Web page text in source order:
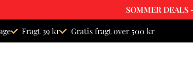
SOMMER
Fragt 39 kr Gratis fragt over 500 kr